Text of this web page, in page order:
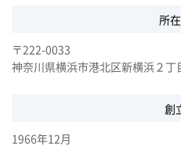
所
〒222-0033
神奈川県横浜市港北区新横浜２丁
創
1966年12月